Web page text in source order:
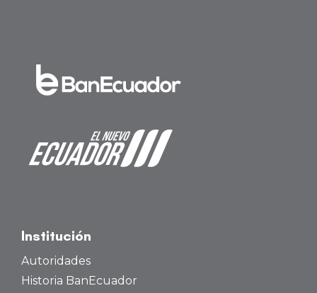
Institución
Autoridades
Historia BanEcuador